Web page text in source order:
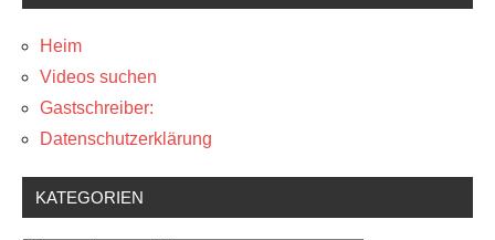
Heim
Videos suchen
Gastschreiber:
Datenschutzerklärung
KATEGORIEN